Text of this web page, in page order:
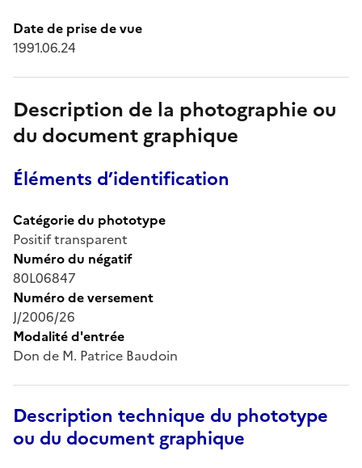
Date de prise de vue
1991.06.24
Description de la photographie ou
du document graphique
Éléments d’identification
Catégorie du phototype
Positif transparent
Numéro du négatif
80L06847
Numéro de versement
J/2006/26
Modalité d'entrée
Don de M. Patrice Baudoin
Description technique du phototype
ou du document graphique